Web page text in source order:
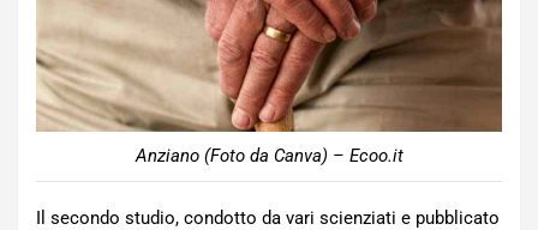
Anziano (Foto da Canva) – Ecoo.it
Il secondo studio, condotto da vari scienziati e pubblicato